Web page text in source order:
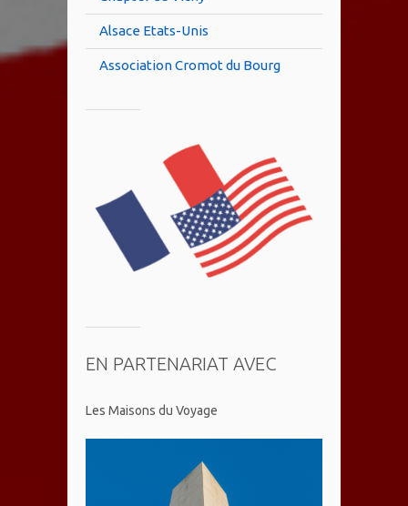
Alsace Etats-Unis
Association Cromot du Bourg
EN PARTENARIAT AVEC
Les Maisons du Voyage